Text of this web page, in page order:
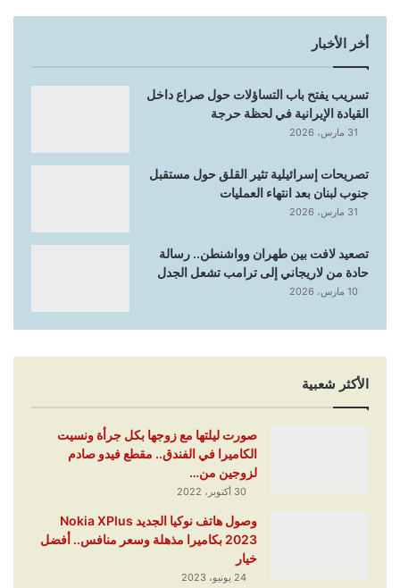
أخر الأخبار
تسريب يفتح باب التساؤلات حول صراع داخل
القيادة الإيرانية في لحظة حرجة
31 مارس، 2026
تصريحات إسرائيلية تثير القلق حول مستقبل
جنوب لبنان بعد انتهاء العمليات
31 مارس، 2026
تصعيد لافت بين طهران وواشنطن.. رسالة
حادة من لاريجاني إلى ترامب تشعل الجدل
10 مارس، 2026
الأكثر شعبية
صورت ليلتها مع زوجها بكل جرأة ونسيت
الكاميرا في الفندق.. مقطع فيدو صادم
لزوجين من…
30 أكتوبر، 2022
وصول هاتف نوكيا الجديد Nokia XPlus
2023 بكاميرا مذهلة وسعر منافس.. أفضل
خيار
24 يونيو، 2023